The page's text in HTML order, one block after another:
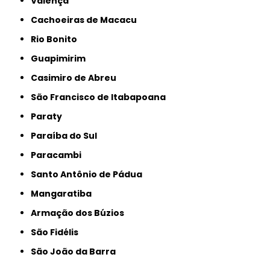
Cachoeiras de Macacu
Rio Bonito
Guapimirim
Casimiro de Abreu
São Francisco de Itabapoana
Paraty
Paraíba do Sul
Paracambi
Santo Antônio de Pádua
Mangaratiba
Armação dos Búzios
São Fidélis
São João da Barra